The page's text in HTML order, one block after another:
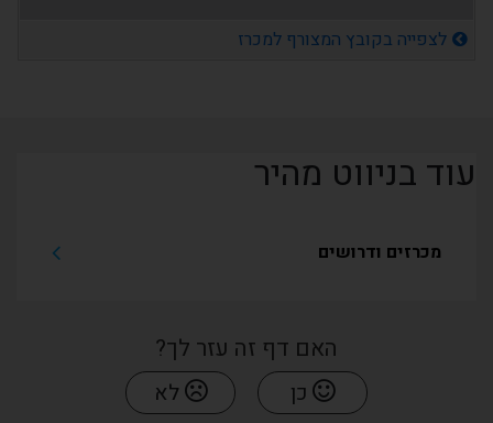
לצפייה בקובץ המצורף למכרז
עוד בניווט מהיר
מכרזים ודרושים
האם דף זה עזר לך?
כן לא